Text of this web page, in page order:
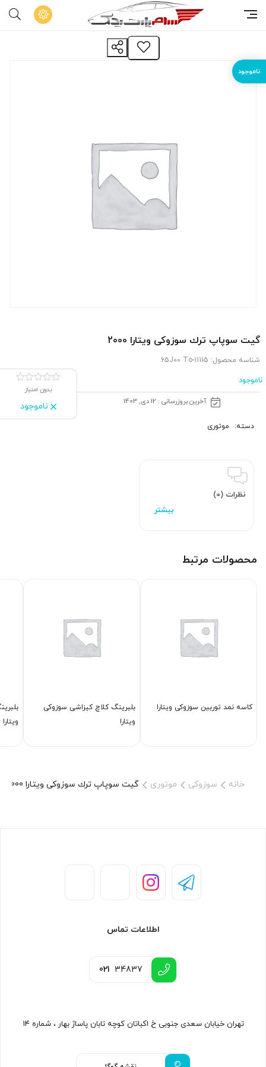
گیت سوپاپ ترك سوزوکی ویتارا 2000
شناسه محصول: 11115-65J00 To
ناموجود
آخرین بروزرسانی : 12 دی, 1403
بدون امتیاز
ناموجود
دسته: موتوری
نظرات (0)
محصولات مرتبط
كاسه نمد توربین سوزوکی ویتارا
بلبرینگ كلاچ كیزاشی سوزوکی
ویتارا
ویتارا
خانه سوزوکی موتوری گیت سوپاپ ترك سوزوکی ویتارا 2000
اطلاعات تماس
021 34837
تهران خیابان سعدی جنوبی خ اکباتان کوچه تابان پاساژ بهار ، شماره ۱۴